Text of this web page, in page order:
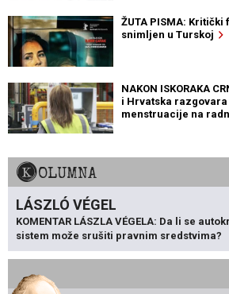
ŽUTA PISMA:
snimljen u Turskoj
NAKON ISKORAKA
i Hrvatska
menstruacije na
KOLUMNA
LÁSZLÓ VÉGEL
KOMENTAR LÁSZLA VÉGELA: Da li se
sistem može srušiti pravnim sredstvima?